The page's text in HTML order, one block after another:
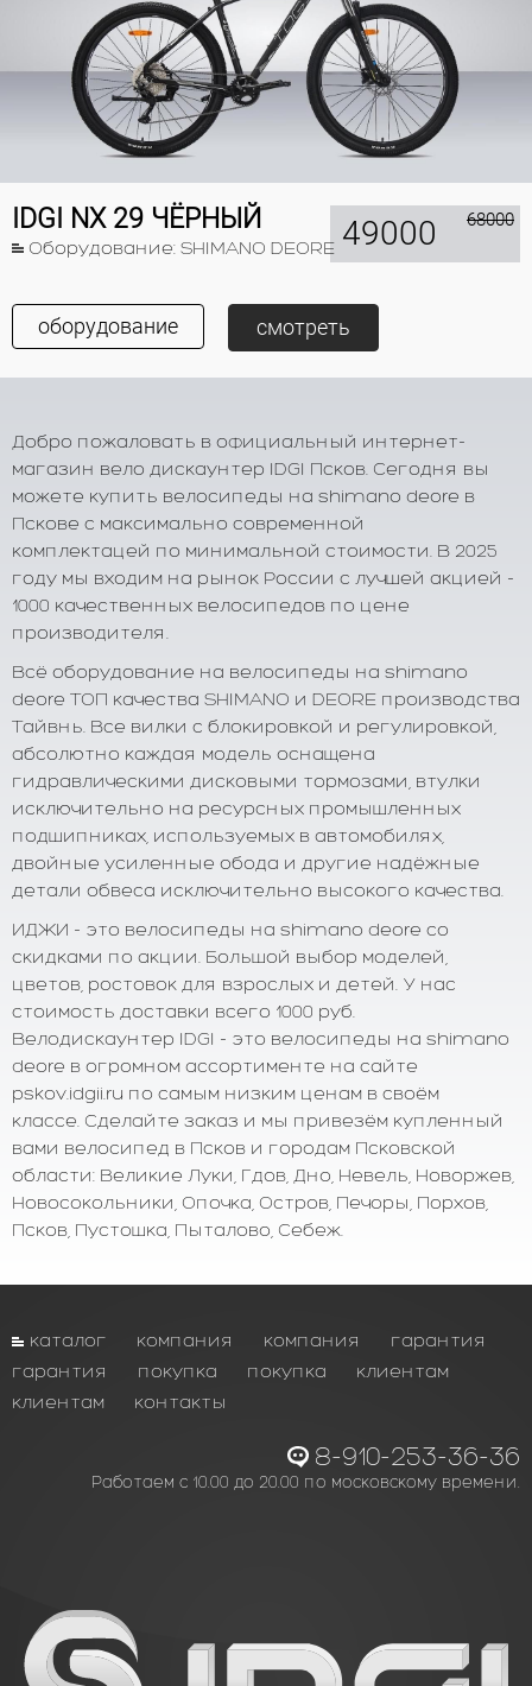
IDGI NX 29 ЧЁРНЫЙ
Оборудование: SHIMANO DEORE 49000 68000
оборудование смотреть
Добро пожаловать в официальный интернет-
магазин вело дискаунтер IDGI Псков. Сегодня вы
можете купить велосипеды на shimano deore в
Пскове с максимально современной
комплектацей по минимальной стоимости. В 2025
году мы входим на рынок России с лучшей акцией -
1000 качественных велосипедов по цене
производителя.
Всё оборудование на велосипеды на shimano
deore ТОП качества SHIMANO и DEORE производства
Тайвнь. Все вилки с блокировкой и регулировкой,
абсолютно каждая модель оснащена
гидравлическими дисковыми тормозами, втулки
исключительно на ресурсных промышленных
подшипниках, используемых в автомобилях,
двойные усиленные обода и другие надёжные
детали обвеса исключительно высокого качества.
ИДЖИ - это велосипеды на shimano deore со
скидками по акции. Большой выбор моделей,
цветов, ростовок для взрослых и детей. У нас
стоимость доставки всего 1000 руб.
Велодискаунтер IDGI - это велосипеды на shimano
deore в огромном ассортименте на сайте
pskov.idgii.ru по самым низким ценам в своём
классе. Сделайте заказ и мы привезём купленный
вами велосипед в Псков и городам Псковской
области: Великие Луки, Гдов, Дно, Невель, Новоржев,
Новосокольники, Опочка, Остров, Печоры, Порхов,
Псков, Пустошка, Пыталово, Себеж.
каталог компания компания
гарантия
гарантия
покупка покупка
клиентам
клиентам
контакты
8-910-253-36-36
Работаем с 10.00 до 20.00 по московскому времени.